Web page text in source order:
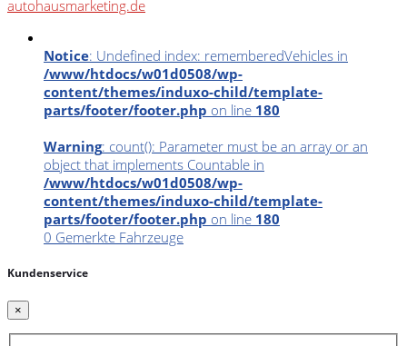
autohausmarketing.de
Notice: Undefined index: rememberedVehicles in
/www/htdocs/w01d0508/wp-
content/themes/induxo-child/template-
parts/footer/footer.php on line 180
Warning: count(): Parameter must be an array or an
object that implements Countable in
/www/htdocs/w01d0508/wp-
content/themes/induxo-child/template-
parts/footer/footer.php on line 180
0 Gemerkte Fahrzeuge
Kundenservice
×